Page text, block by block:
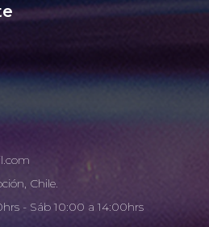
Chile.
- Sáb 10:00 a 14:00hrs